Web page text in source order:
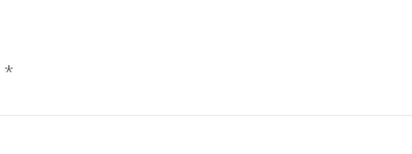
*